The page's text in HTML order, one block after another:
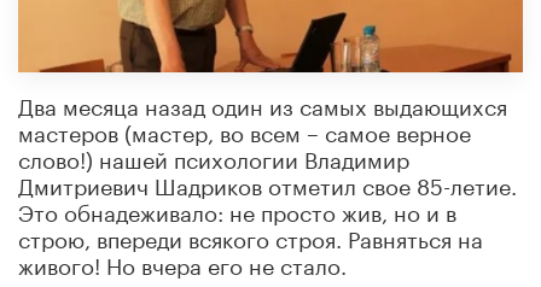
Два месяца назад один из самых выдающихся
мастеров (мастер, во всем – самое верное
слово!) нашей психологии Владимир
Дмитриевич Шадриков отметил свое 85-летие.
Это обнадеживало: не просто жив, но и в
строю, впереди всякого строя. Равняться на
живого! Но вчера его не стало.